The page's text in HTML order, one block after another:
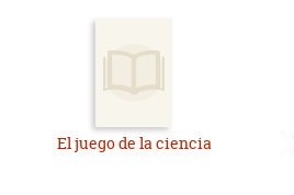
El juego de la ciencia